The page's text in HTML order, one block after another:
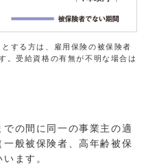
する方は、雇用保険の被保険者
。受給資格の有無が不明な場合は
の間に同一の事業主の適
般被保険者、高年齢被保
ます。